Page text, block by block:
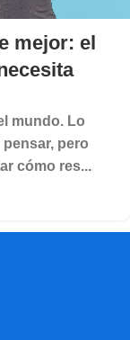
mejor: el
mundo. Lo
pero
cómo res...